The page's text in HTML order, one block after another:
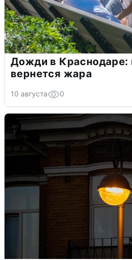
Дожди в Краснодаре:
вернется жара
10 августа 0